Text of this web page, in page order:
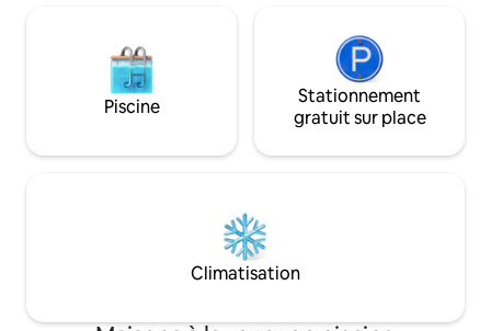
Piscine
Stationnement
gratuit sur place
Climatisation